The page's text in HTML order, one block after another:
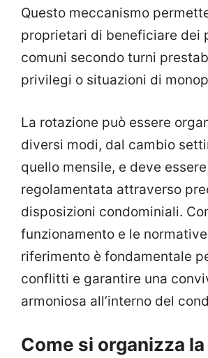
Questo meccanismo
proprietari di beneficiare dei
comuni secondo turni
privilegi o situazioni di
La rotazione può essere
diversi modi, dal cambio
quello mensile, e deve essere
regolamentata attraverso
disposizioni condominiali.
funzionamento e le
riferimento è fondamentale
conflitti e garantire una
armoniosa all’interno del
Come si organizza la